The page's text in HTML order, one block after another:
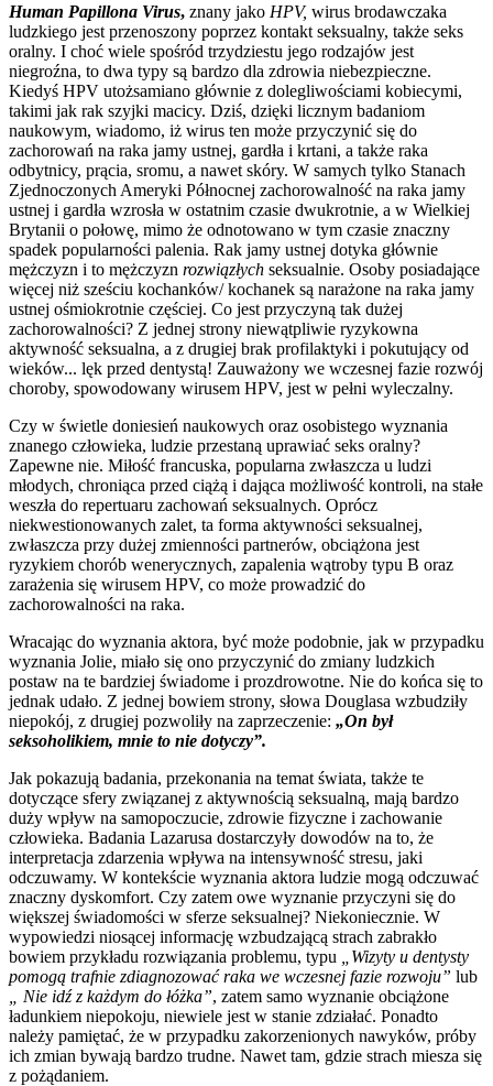
Human Papillona Virus, znany jako HPV, wirus brodawczaka
ludzkiego jest przenoszony poprzez kontakt seksualny, także seks
oralny. I choć wiele spośród trzydziestu jego rodzajów jest
niegroźna, to dwa typy są bardzo dla zdrowia niebezpieczne.
Kiedyś HPV utożsamiano głównie z dolegliwościami kobiecymi,
takimi jak rak szyjki macicy. Dziś, dzięki licznym badaniom
naukowym, wiadomo, iż wirus ten może przyczynić się do
zachorowań na raka jamy ustnej, gardła i krtani, a także raka
odbytnicy, prącia, sromu, a nawet skóry. W samych tylko Stanach
Zjednoczonych Ameryki Północnej zachorowalność na raka jamy
ustnej i gardła wzrosła w ostatnim czasie dwukrotnie, a w Wielkiej
Brytanii o połowę, mimo że odnotowano w tym czasie znaczny
spadek popularności palenia. Rak jamy ustnej dotyka głównie
mężczyzn i to mężczyzn rozwiązłych seksualnie. Osoby posiadające
więcej niż sześciu kochanków/ kochanek są narażone na raka jamy
ustnej ośmiokrotnie częściej. Co jest przyczyną tak dużej
zachorowalności? Z jednej strony niewątpliwie ryzykowna
aktywność seksualna, a z drugiej brak profilaktyki i pokutujący od
wieków... lęk przed dentystą! Zauważony we wczesnej fazie rozwój
choroby, spowodowany wirusem HPV, jest w pełni wyleczalny.
Czy w świetle doniesień naukowych oraz osobistego wyznania
znanego człowieka, ludzie przestaną uprawiać seks oralny?
Zapewne nie. Miłość francuska, popularna zwłaszcza u ludzi
młodych, chroniąca przed ciążą i dająca możliwość kontroli, na stałe
weszła do repertuaru zachowań seksualnych. Oprócz
niekwestionowanych zalet, ta forma aktywności seksualnej,
zwłaszcza przy dużej zmienności partnerów, obciążona jest
ryzykiem chorób wenerycznych, zapalenia wątroby typu B oraz
zarażenia się wirusem HPV, co może prowadzić do
zachorowalności na raka.
Wracając do wyznania aktora, być może podobnie, jak w przypadku
wyznania Jolie, miało się ono przyczynić do zmiany ludzkich
postaw na te bardziej świadome i prozdrowotne. Nie do końca się to
jednak udało. Z jednej bowiem strony, słowa Douglasa wzbudziły
niepokój, z drugiej pozwoliły na zaprzeczenie: „On był
seksoholikiem, mnie to nie dotyczy”.
Jak pokazują badania, przekonania na temat świata, także te
dotyczące sfery związanej z aktywnością seksualną, mają bardzo
duży wpływ na samopoczucie, zdrowie fizyczne i zachowanie
człowieka. Badania Lazarusa dostarczyły dowodów na to, że
interpretacja zdarzenia wpływa na intensywność stresu, jaki
odczuwamy. W kontekście wyznania aktora ludzie mogą odczuwać
znaczny dyskomfort. Czy zatem owe wyznanie przyczyni się do
większej świadomości w sferze seksualnej? Niekoniecznie. W
wypowiedzi niosącej informację wzbudzającą strach zabrakło
bowiem przykładu rozwiązania problemu, typu
„Wizyty u dentysty
pomogą trafnie zdiagnozować raka we wczesnej fazie rozwoju” lub
„ Nie idź z każdym do łóżka”, zatem samo wyznanie obciążone
ładunkiem niepokoju, niewiele jest w stanie zdziałać. Ponadto
należy pamiętać, że w przypadku zakorzenionych nawyków, próby
ich zmian bywają bardzo trudne. Nawet tam, gdzie strach miesza się
z pożądaniem.